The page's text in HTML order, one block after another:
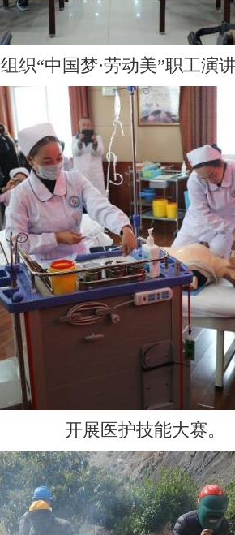
组织“中国梦·劳动美”职工演
开展医护技能大赛。